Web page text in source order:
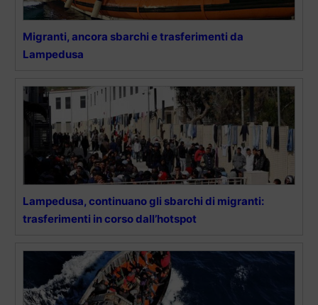
Migranti, ancora sbarchi e trasferimenti da
Lampedusa
Lampedusa, continuano gli sbarchi di migranti:
trasferimenti in corso dall’hotspot